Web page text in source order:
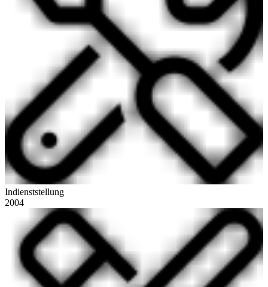
Indienststellung
2004